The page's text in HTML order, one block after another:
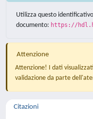
Utilizza questo
documento: https://
Attenzione
Attenzione! I dati
validazione da parte
Citazioni